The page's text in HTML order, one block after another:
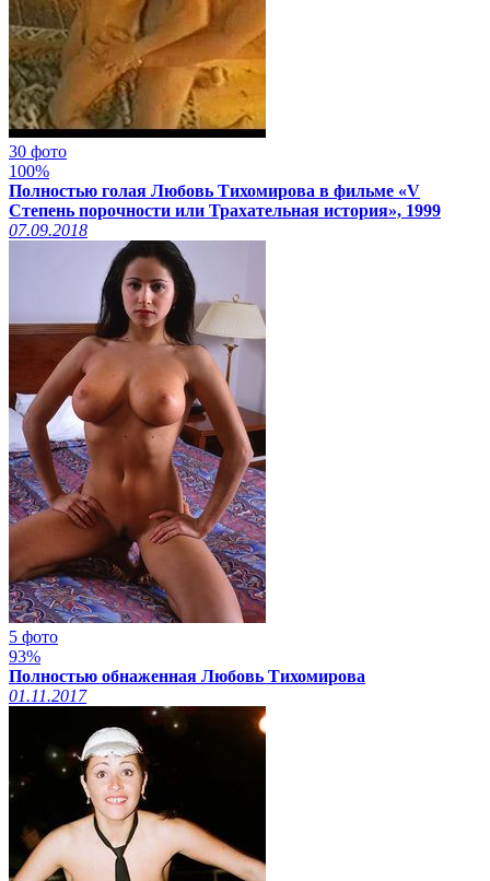
30 фото
100%
Полностью голая Любовь Тихомирова в фильме «V
Степень порочности или Трахательная история», 1999
07.09.2018
5 фото
93%
Полностью обнаженная Любовь Тихомирова
01.11.2017